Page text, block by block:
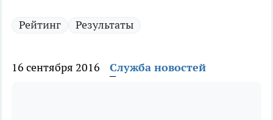
Рейтинг Результаты
16 сентября 2016 Служба новостей